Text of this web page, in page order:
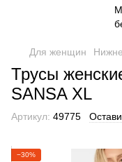
Для женщин
Трусы
SANSA XL
Артикул: 49775
−30%